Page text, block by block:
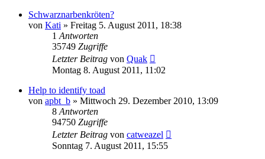
Schwarznarbenkröten?
von Kati » Freitag 5. August 2011, 18:38
1 Antworten
35749 Zugriffe
Letzter Beitrag von Quak
Montag 8. August 2011, 11:02
Help to identify toad
von apbt_b » Mittwoch 29. Dezember 2010, 13:09
8 Antworten
94750 Zugriffe
Letzter Beitrag von catweazel
Sonntag 7. August 2011, 15:55